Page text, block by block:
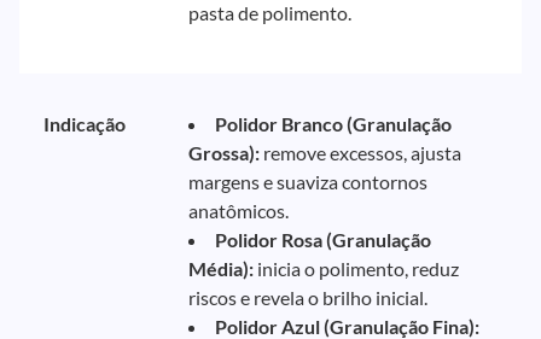
pasta de polimento.
Indicação
Polidor Branco (Granulação
Grossa): remove excessos, ajusta
margens e suaviza contornos
anatômicos.
Polidor Rosa (Granulação
Média): inicia o polimento, reduz
riscos e revela o brilho inicial.
Polidor Azul (Granulação Fina):